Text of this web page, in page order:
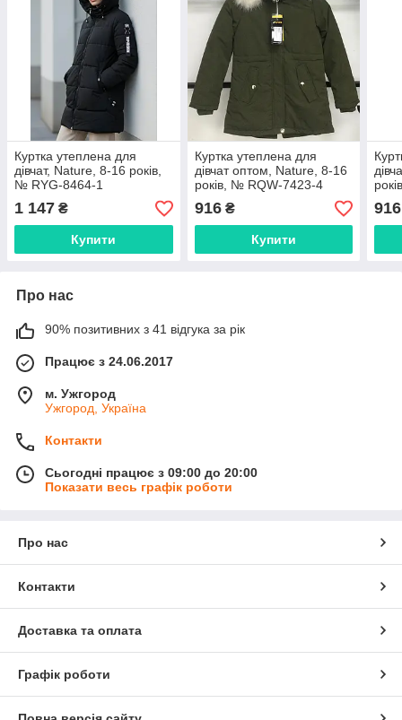
Куртка утеплена для
дівчат, Nature, 8-16 років,
№ RYG-8464-1
1 147 ₴
Купити
Куртка утеплена для
дівчат оптом, Nature, 8-16
років, № RQW-7423-4
916₴
Купити
916
Про нас
90% позитивних з 41 відгука за рік
Працює з 24.06.2017
м. Ужгород
Ужгород, Україна
Контакти
Сьогодні працює з 09:00 до 20:00
Показати весь графік роботи
Про нас
Контакти
Доставка та оплата
Графік роботи